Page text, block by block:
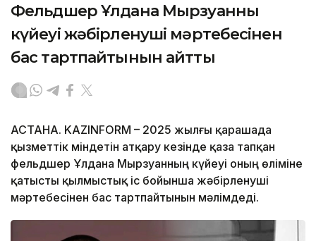
Фельдшер Ұлдана Мырзуанның
күйеуі жәбірленуші мәртебесінен
бас тартпайтынын айтты
АСТАНА. KAZINFORM – 2025 жылғы қарашада
қызметтік міндетін атқару кезінде қаза тапқан
фельдшер Ұлдана Мырзуанның күйеуі оның өліміне
қатысты қылмыстық іс бойынша жәбірленуші
мәртебесінен бас тартпайтынын мәлімдеді.